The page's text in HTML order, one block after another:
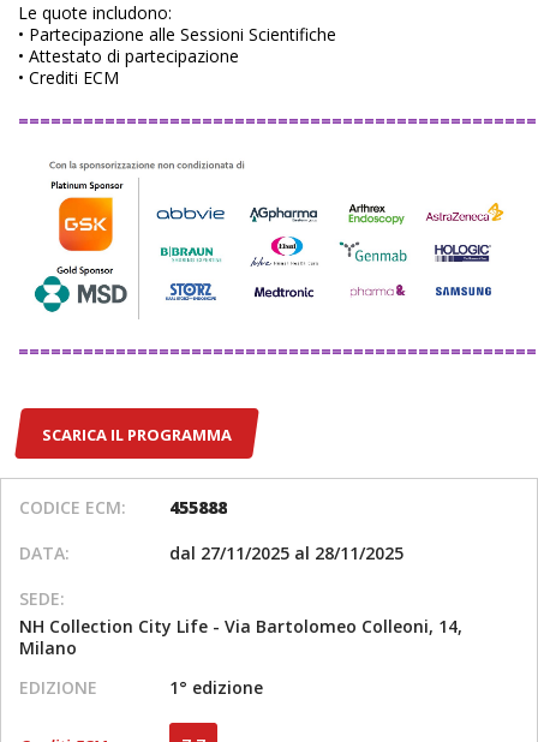
Le quote includono:
• Partecipazione alle Sessioni Scientifiche
• Attestato di partecipazione
• Crediti ECM
SCARICA IL PROGRAMMA
CODICE ECM:
455888
DATA:
dal 27/11/2025 al 28/11/2025
SEDE:
NH Collection City Life - Via Bartolomeo Colleoni, 14,
Milano
EDIZIONE
1° edizione